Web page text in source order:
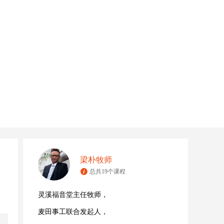
梁朴牧师
总共19个课程
灵溪福音堂主任牧师，
麦田事工联合发起人，